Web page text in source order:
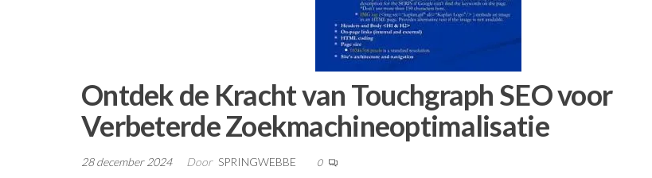
Ontdek de Kracht van Touchgraph SEO voor
Verbeterde Zoekmachineoptimalisatie
28 december 2024 Door SPRINGWEBBE 0